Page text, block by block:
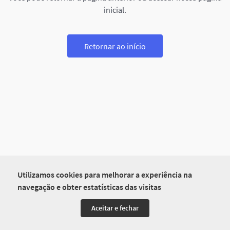
Utilizamos cookies para melhorar a experiência na
navegação e obter estatísticas das visitas
Aceitar e fechar
inicial.
Retornar ao início